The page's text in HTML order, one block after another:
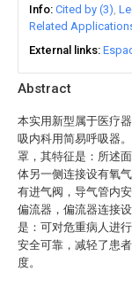
Abstract
本实用新型属于医疗
吸内科用简易呼吸器
罩，其特征是：所述
体另一侧连接设有氧
有进气阀，导气管内
偏流器，偏流器连接
是：可对危重病人进
安全可靠，减轻了患
度。
Info Cited by (3)
Related
External links